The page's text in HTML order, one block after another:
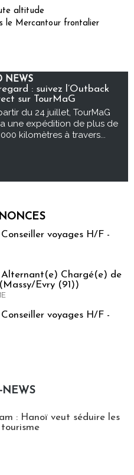
altitude
le Mercantour frontalier
NEWS
: suivez l’Outback
sur TourMaG
du 24 juillet, TourMaG
une expédition de plus de
kilomètres à travers...
voyages H/F -
Alternant(e) Chargé(e) de
Evry (91))
voyages H/F -
NEWS
: Hanoï veut séduire les